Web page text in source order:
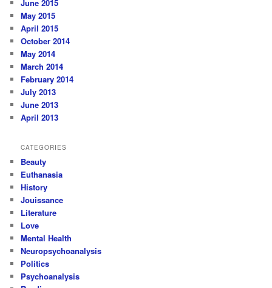
June 2015
May 2015
April 2015
October 2014
May 2014
March 2014
February 2014
July 2013
June 2013
April 2013
CATEGORIES
Beauty
Euthanasia
History
Jouissance
Literature
Love
Mental Health
Neuropsychoanalysis
Politics
Psychoanalysis